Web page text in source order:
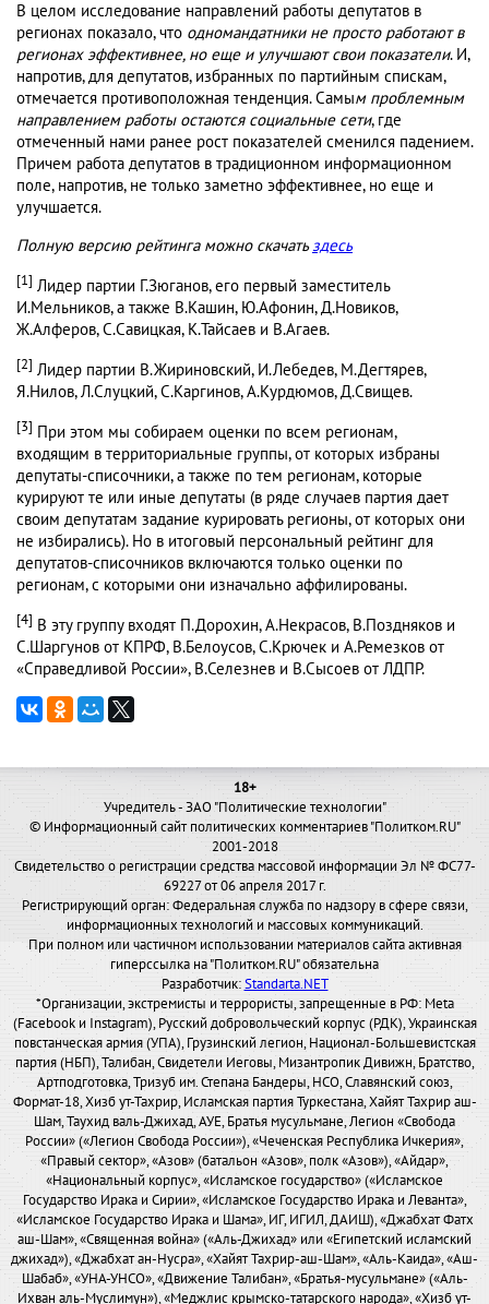
В целом исследование направлений работы депутатов в
регионах показало, что одномандатники не просто работают в
регионах эффективнее, но еще и улучшают свои показатели. И,
напротив, для депутатов, избранных по партийным спискам,
отмечается противоположная тенденция. Самым проблемным
направлением работы остаются социальные сети, где
отмеченный нами ранее рост показателей сменился падением.
Причем работа депутатов в традиционном информационном
поле, напротив, не только заметно эффективнее, но еще и
улучшается.
Полную версию рейтинга можно скачатьздесь
[1] Лидер партии Г.Зюганов, его первый заместитель
И.Мельников, а также В.Кашин, Ю.Афонин, Д.Новиков,
Ж.Алферов, С.Савицкая, К.Тайсаев и В.Агаев.
[2] Лидер партии В.Жириновский, И.Лебедев, М.Дегтярев,
Я.Нилов, Л.Слуцкий, С.Каргинов, А.Курдюмов, Д.Свищев.
[3] При этом мы собираем оценки по всем регионам,
входящим в территориальные группы, от которых избраны
депутаты-списочники, а также по тем регионам, которые
курируют те или иные депутаты (в ряде случаев партия дает
своим депутатам задание курировать регионы, от которых они
не избирались). Но в итоговый персональный рейтинг для
депутатов-списочников включаются только оценки по
регионам, с которыми они изначально аффилированы.
[4] В эту группу входят П.Дорохин, А.Некрасов, В.Поздняков и
С.Шаргунов от КПРФ, В.Белоусов, С.Крючек и А.Ремезков от
«Справедливой России», В.Селезнев и В.Сысоев от ЛДПР.
18+
Учредитель - ЗАО "Политические технологии"
© Информационный сайт политических комментариев "Политком.RU"
2001-2018
Свидетельство о регистрации средства массовой информации Эл № ФС77-
69227 от 06 апреля 2017 г.
Регистрирующий орган: Федеральная служба по надзору в сфере связи,
информационных технологий и массовых коммуникаций.
При полном или частичном использовании материалов сайта активная
гиперссылка на "Политком.RU" обязательна
Разработчик:Standarta.NET
*Организации, экстремисты и террористы, запрещенные в РФ: Meta
(Facebook и Instagram), Русский добровольческий корпус (РДК), Украинская
повстанческая армия (УПА), Грузинский легион, Национал-Большевистская
партия (НБП), Талибан, Свидетели Иеговы, Мизантропик Дивижн, Братство,
Артподготовка, Тризуб им. Степана Бандеры, НСО, Славянский союз,
Формат-18, Хизб ут-Тахрир, Исламская партия Туркестана, Хайят Тахрир аш-
Шам, Таухид валь-Джихад, АУЕ, Братья мусульмане, Легион «Свобода
России» («Легион Свобода России»), «Чеченская Республика Ичкерия»,
«Правый сектор», «Азов» (батальон «Азов», полк «Азов»), «Айдар»,
«Национальный корпус», «Исламское государство» («Исламское
Государство Ирака и Сирии», «Исламское Государство Ирака и Леванта»,
«Исламское Государство Ирака и Шама», ИГ, ИГИЛ, ДАИШ), «Джабхат Фатх
аш-Шам», «Священная война» («Аль-Джихад» или «Египетский исламский
джихад»), «Джабхат ан-Нусра», «Хайят Тахрир-аш-Шам», «Аль-Каида», «Аш-
Шабаб», «УНА-УНСО», «Движение Талибан», «Братья-мусульмане» («Аль-
Ихван аль-Муслимун»), «Меджлис крымско-татарского народа», «Хизб ут-